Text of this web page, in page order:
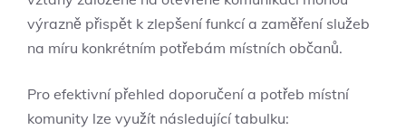
výrazně přispět k zlepšení funkcí a zaměření služeb
na míru konkrétním potřebám místních občanů.
Pro efektivní přehled doporučení a potřeb místní
komunity lze využít následující tabulku: